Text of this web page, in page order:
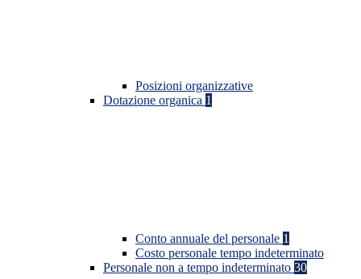
Posizioni organizzative
Dotazione organica 1
Conto annuale del personale 1
Costo personale tempo indeterminato
Personale non a tempo indeterminato 30